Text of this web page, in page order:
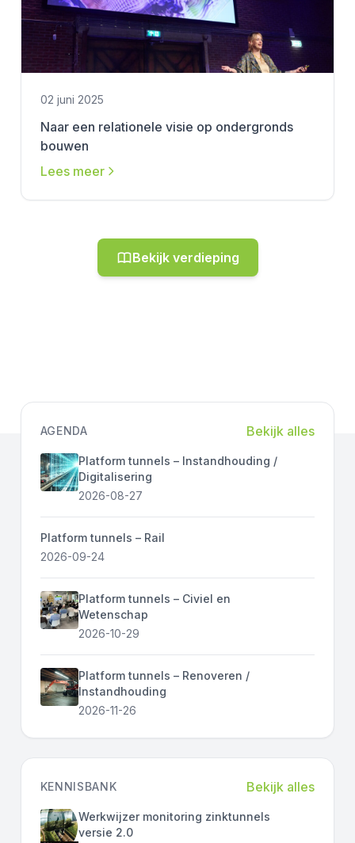
02 juni 2025
Naar een relationele visie op ondergronds
bouwen
Lees meer
Bekijk verdieping
AGENDA Bekijk alles
Platform tunnels – Instandhouding /
Digitalisering
2026-08-27
Platform tunnels – Rail
2026-09-24
Platform tunnels – Civiel en
Wetenschap
2026-10-29
Platform tunnels – Renoveren /
Instandhouding
2026-11-26
KENNISBANK Bekijk alles
Werkwijzer monitoring zinktunnels
versie 2.0